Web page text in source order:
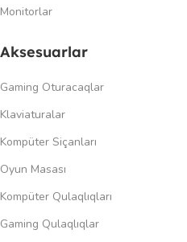
Monitorlar
Aksesuarlar
Gaming Oturacaqlar
Klaviaturalar
Kompüter Siçanları
Oyun Masası
Kompüter Qulaqlıqları
Gaming Qulaqlıqlar